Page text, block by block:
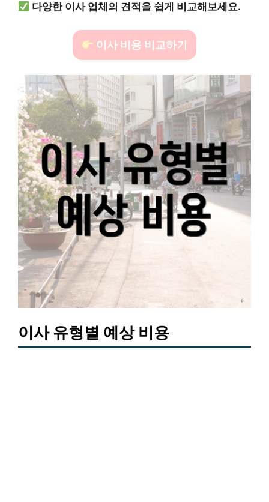
다양한 이사 업체의 견적을 쉽게 비교해보세요.
이사 비용 비교하기
이사 유형별 예상 비용